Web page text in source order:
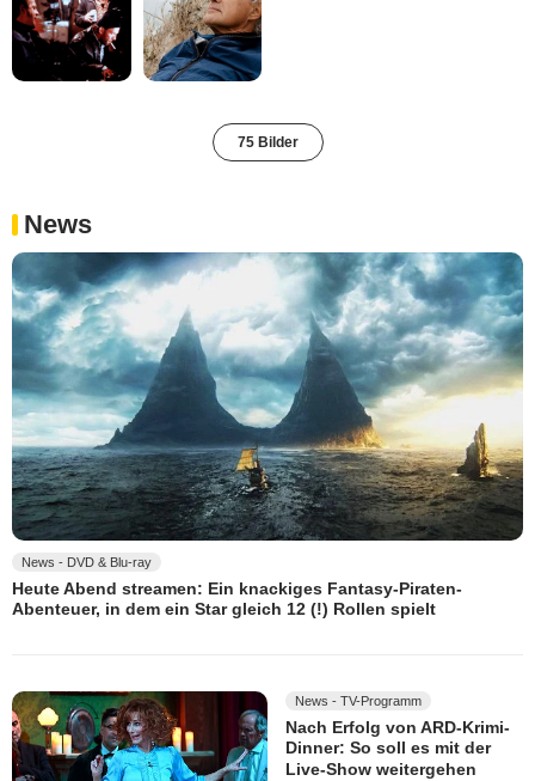
75 Bilder
News
News - DVD & Blu-ray
Heute Abend streamen: Ein knackiges Fantasy-Piraten-
Abenteuer, in dem ein Star gleich 12 (!) Rollen spielt
News - TV-Programm
Nach Erfolg von ARD-Krimi-
Dinner: So soll es mit der
Live-Show weitergehen